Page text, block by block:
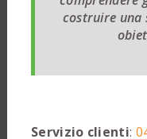
costruire una
Servizio clienti: